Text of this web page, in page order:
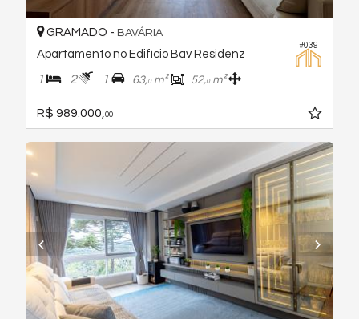
#039
GRAMADO - BAVÁRIA
Apartamento no Edifício Bav Residenz
1 2 1 63,0m² 52,0m²
R$ 989.000,00